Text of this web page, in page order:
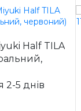
Half TILA
2-5 днів